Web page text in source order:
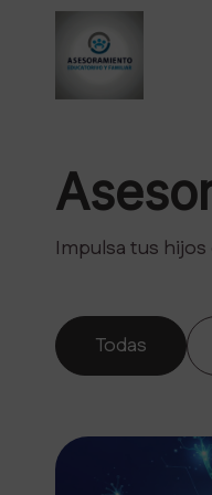
Impulsa tus
Todas